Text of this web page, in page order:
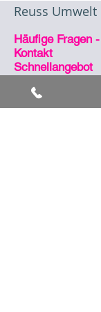
Reuss Umwelt
Häufige Fragen
Kontakt
Schnellangebot
Jobs
Klima